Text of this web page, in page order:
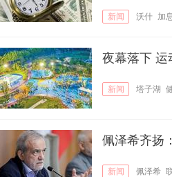
新闻 沃什 加
夜幕落下 运
新闻 塔子湖
佩泽希齐扬
新闻 佩泽希